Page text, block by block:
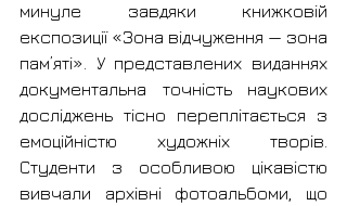
минуле завдяки книжковій
експозиції «Зона відчуження — зона
пам’яті». У представлених виданнях
документальна точність наукових
досліджень тісно переплітається з
емоційністю художніх творів.
Студенти з особливою цікавістю
вивчали архівні фотоальбоми, що